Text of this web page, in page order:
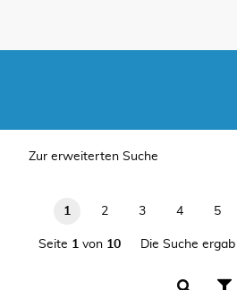
Zur erweiterten Suche
1 2 3 4 5
Seite 1 von 10 Die Suche